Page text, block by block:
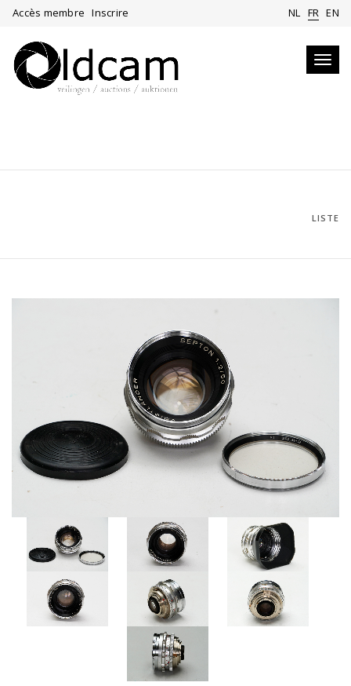
Accès membre Inscrire NL FR EN
LISTE